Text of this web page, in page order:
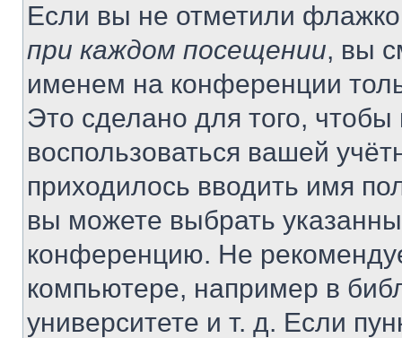
Если вы не отметили
при каждом посещении, вы
именем на конференции
Это сделано для того, чтобы
воспользоваться вашей
приходилось вводить имя
вы можете выбрать
конференцию. Не
компьютере, например в
университете и т. д. Если